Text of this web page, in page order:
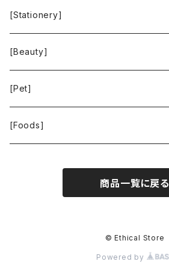
SKY LIMIT
KUSKA
Francis+Dale
KAFFEEFORM
La Bontazza
THE TOKYO CORK
24BOTTLES
gardens
If You Care
Root Pouch
URBAN GREEN MAKERS
[Stationery]
MOTHER FOREST
[Beauty]
STOP THE WATER WHILE USING ME!
[Pet]
WOLFGANG MAN ＆ BEAST
[Foods]
商品一覧に戻る
© Ethical Store
Powered by